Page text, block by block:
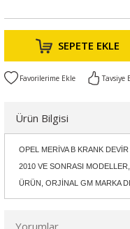
SEPETE EKLE
Tavsiye
Ürün Bilgisi
OPEL MERİVA B KRANK
2010 VE SONRASI
ÜRÜN, ORJİNAL GM MARKA
Yorumlar